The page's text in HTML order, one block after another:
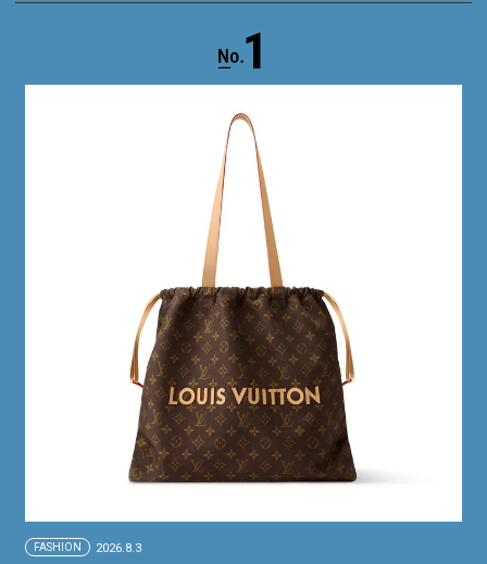
1
FASHION 2026.8.3